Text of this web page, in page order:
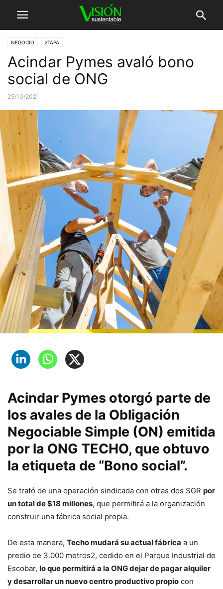
NEGOCIO zTAPA
Acindar Pymes avaló bono
social de ONG
25/10/2021
Acindar Pymes otorgó parte de
los avales de la Obligación
Negociable Simple (ON) emitida
por la ONG TECHO, que obtuvo
la etiqueta de “Bono social”.
Se trató de una operación sindicada con otras dos SGR por
un total de $18 millones, que permitirá a la organización
construir una fábrica social propia.
De esta manera, Techo mudará su actual fábrica a un
predio de 3.000 metros2, cedido en el Parque Industrial de
Escobar, lo que permitirá a la ONG dejar de pagar alquiler
y desarrollar un nuevo centro productivo propio con